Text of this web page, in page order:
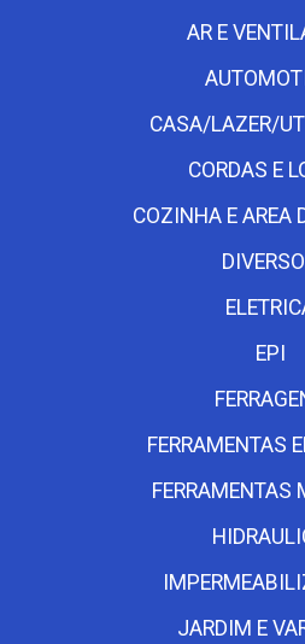
AR E
CASA/LAZER/
CORDAS E
COZINHA E AREA
EPI
FERRAMENTAS
FERRAMENTAS
JARDIM E